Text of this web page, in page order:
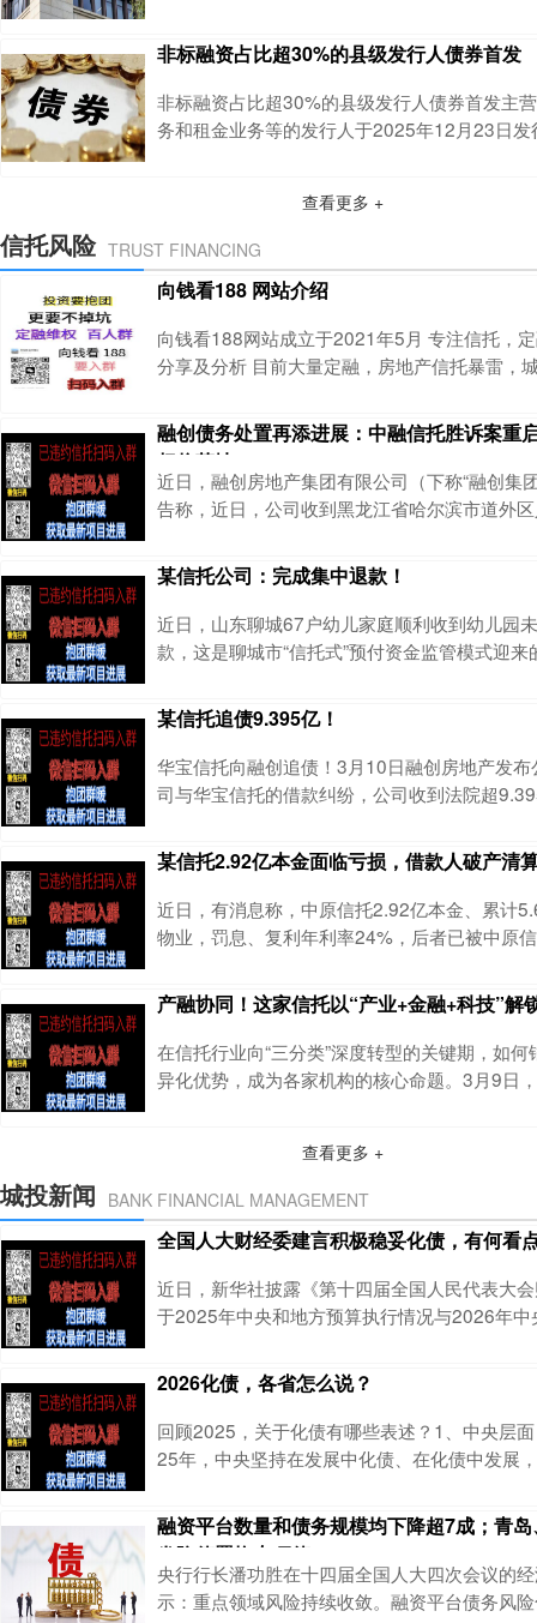
司逾期有息负债本金余额达715.78亿元，债务
这一数字不仅是泰禾自身困境的写照，更是行
区的典型样本。从结构看，逾期债务呈现高度
征：非标逾期500.07亿元
非标融资占比超30%的县级发行人债券首发
非标融资占比超30%的县级发行人债券首发主
务和租金业务等的发行人于2025年12月23日
无异议函，金额为3亿元，审核时间约为5个月
特点：一、区域概况根据企业预警通的统计数
级市2024年GDP为443
查看更多 +
信托风险 TRUST FINANCING
向钱看188 网站介绍
向钱看188网站成立于2021年5月 专注信托，
分享及分析 目前大量定融，房地产信托暴雷，
做更好的选择，网站不收取投资人的任何费用
资群，如有需要可扫描二维码获取 网站宗旨是
安全第一 您想找到本网站时可百度：
融创债务处置再添进展：中融信托胜诉案重
权将落地
近日，融创房地产集团有限公司（下称“融创集
告称，近日，公司收到黑龙江省哈尔滨市道外
2024年9月，融创集团发布的《融创房地产集
诉讼的公告》显示，中融信托要求被告融创房
融创华北发展集团有限公司、五莲瑞柯企业管
津星耀投资有限公司四家公司向原告
某信托公司：完成集中退款！
近日，山东聊城67户幼儿家庭顺利收到幼儿园
款，这是聊城市“信托式”预付资金监管模式迎
的核心参与方，国民信托以专业受托能力，为
牢“防护网”。据悉，2025年国民信托成为山东
付资金监管模式合格服务供应商后，在聊城市
下，联合银联商务山东分公司、工商银行山东
某信托追债9.395亿！
华宝信托向融创追债！3月10日融创房地产发
司与华宝信托的借款纠纷，公司收到法院超
联方沈阳昆仑会诚向华宝信托借了信托贷款，
宝信托随即提起仲裁，融创作为连带责任方也
院下达的执行标的939515257.14元（约9.395
34亿元的信托贷款本金，再加
某信托2.92亿本金面临亏损，借款人破产清
近日，有消息称，中原信托2.92亿本金、累计
物业，罚息、复利年利率24%，后者已被中原
元，除此之外，已无其他可供执行的财产。广
法院作出 (2026) 粤19破申3号民事裁定书，正
限公司对东莞市金展物业投资有限公司（下称 “
清算申请，这也是房地产行
产融协同！这家信托以“产业+金融+科技”解
在信托行业向“三分类”深度转型的关键期，如
异化优势，成为各家机构的核心命题。3月9日
质产品推荐，欢迎添加微信yxxz798依托中粮
中粮信托正以“产业+金融+科技”为核心，用“信
新组合，为农业经营主体注入精准金
查看更多 +
城投新闻 BANK FINANCIAL MANAGEMENT
全国人大财经委建言积极稳妥化债，有何看
近日，新华社披露《第十四届全国人民代表大
于2025年中央和地方预算执行情况与2026年中
好，2026年预算草案总体可行，建议批准预算
案。全国人大财经委还对做好今年预算执行和
议，其中一项是积极有序化解地方债务风险。
加微信yxxz798,获取专属建议今年政府
2026化债，各省怎么说？
回顾2025，关于化债有哪些表述？1、中央层
25年，中央坚持在发展中化债、在化债中发展
以下五个方面：（1）扩容债务置换规模，缓解
继续安排2万亿元置换存量隐性债务额度，并
项债券补充地方政府性基金财力，支持化债。
务结存限额中安排5000亿元下达地方。
融资平台数量和债务规模均下降超7成；青
发隐债置换专项债
央行行长潘功胜在十四届全国人大四次会议的
示：重点领域风险持续收敛。融资平台债务风